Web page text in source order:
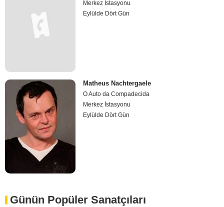
Merkez İstasyonu
Eylülde Dört Gün
Matheus Nachtergaele
O Auto da Compadecida
Merkez İstasyonu
Eylülde Dört Gün
Günün Popüler Sanatçıları